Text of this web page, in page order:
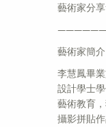
藝術家分
藝術家簡介
李慧鳳畢
設計學士
藝術教育
攝影拼貼